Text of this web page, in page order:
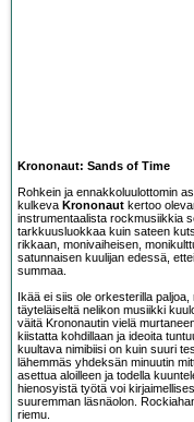
Krononaut: Sands of Time
Rohkein ja ennakkoluulottomin
kulkeva Krononaut kertoo
instrumentaalista rockmusiikkia
tarkkuusluokkaa kuin sateen
rikkaan, monivaiheisen,
satunnaisen kuulijan edessä,
summaa.
Ikää ei siis ole orkesterilla
täyteläiseltä nelikon musiikki
väitä Krononautin vielä
kiistatta kohdillaan ja ideoita
kuultava nimibiisi on kuin suuri
lähemmäs yhdeksän minuutin
asettua aloilleen ja todella
hienosyistä työtä voi
suuremman läsnäolon.
riemu.